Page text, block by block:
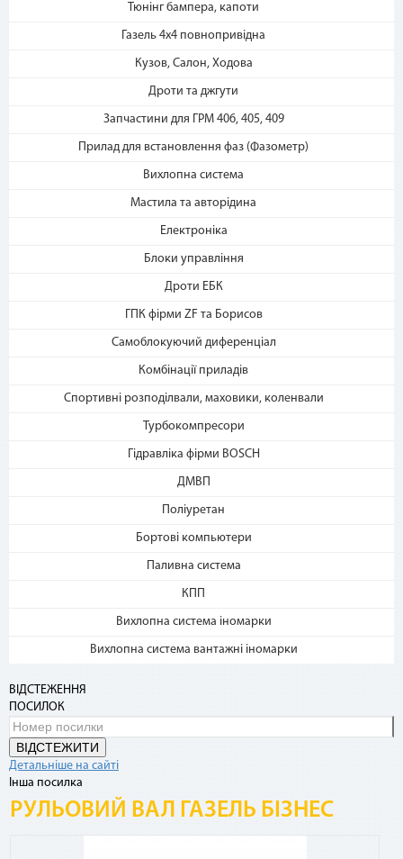
Тюнінг бампера, капоти
Газель 4х4 повнопривідна
Кузов, Салон, Ходова
Дроти та джгути
Запчастини для ГРМ 406, 405, 409
Прилад для встановлення фаз (Фазометр)
Вихлопна система
Мастила та авторідина
Електроніка
Блоки управління
Дроти ЕБК
ГПК фірми ZF та Борисов
Самоблокуючий диференціал
Комбінації приладів
Спортивні розподілвали, маховики, коленвали
Турбокомпресори
Гідравліка фірми BOSCH
ДМВП
Поліуретан
Бортові компьютери
Паливна система
КПП
Вихлопна система іномарки
Вихлопна система вантажні іномарки
ВІДСТЕЖЕННЯ
ПОСИЛОК
ВІДСТЕЖИТИ
Детальніше на сайті
Інша посилка
РУЛЬОВИЙ ВАЛ ГАЗЕЛЬ БІЗНЕС
2. Выберите способ оплаты –
платежей и совершите
покупку. С Вашей карты
спишется первый платеж
4. Каждые 30 дней с момента
списываться сумма
ежемесячного платежа. Если на
оплата будет происходить в
Частые вопросы
Какими картами можно оплатить покупку по
сервисам «Мгновенная рассрочка»?
Сервисы доступны владельцам карты «Универсальная»,
карты «Универсальная Gold», элитных карт для VIP-
клиентов (Platinum, Infinite, World Signia/Elite).